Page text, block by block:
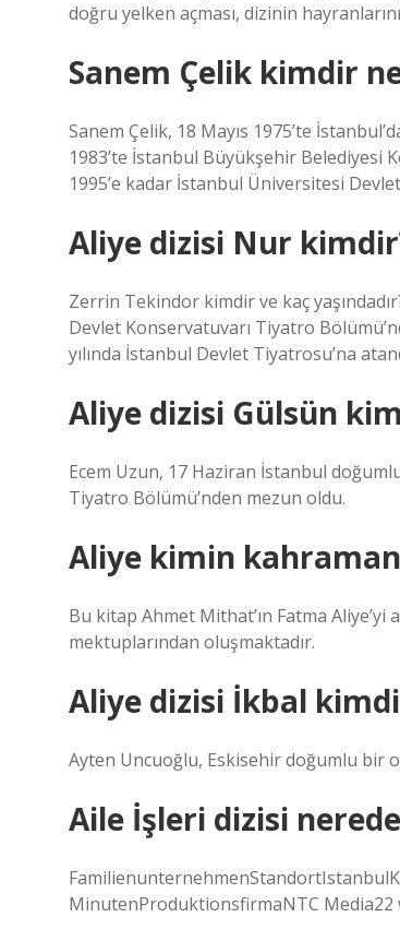
doğru yelken açması, dizinin
Sanem Çelik kimdir
Sanem Çelik, 18 Mayıs 1975’te
1983’te İstanbul Büyükşehir Belediyesi
1995’e kadar İstanbul Üniversitesi
Aliye dizisi Nur
Zerrin Tekindor kimdir ve kaç
Devlet Konservatuvarı Tiyatro
yılında İstanbul Devlet Tiyatrosu’na
Aliye dizisi Gülsün
Ecem Uzun, 17 Haziran İstanbul
Tiyatro Bölümü’nden mezun oldu.
Aliye kimin
Bu kitap Ahmet Mithat’ın Fatma Aliye’yi
mektuplarından oluşmaktadır.
Aliye dizisi İkbal
Ayten Uncuoğlu, Eskisehir doğumlu bir
Aile İşleri dizisi
MinutenProduktionsfirmaNTC Media22